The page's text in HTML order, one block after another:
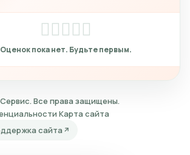
Все права защищены.
Карта сайта
сайта